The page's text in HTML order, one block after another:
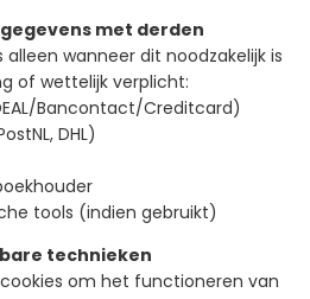
met derden
wanneer dit noodzakelijk is
of wettelijk verplicht:
Bancontact/Creditcard)
DHL)
tools (indien gebruikt)
technieken
om het functioneren van